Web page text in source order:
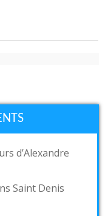
d’Alexandre
Saint Denis